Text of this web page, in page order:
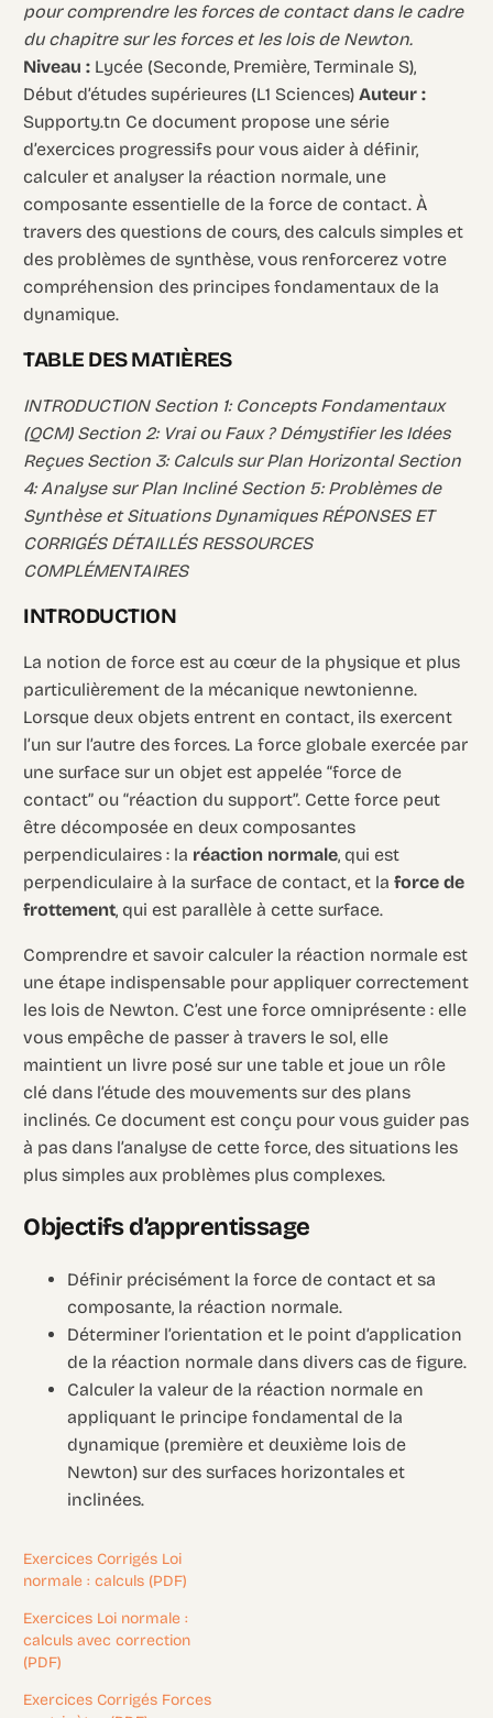
pour comprendre les forces de contact dans le cadre
du chapitre sur les forces et les lois de Newton.
Niveau : Lycée (Seconde, Première, Terminale S),
Début d’études supérieures (L1 Sciences)Auteur :
Supporty.tn Ce document propose une série
d’exercices progressifs pour vous aider à définir,
calculer et analyser la réaction normale, une
composante essentielle de la force de contact. À
travers des questions de cours, des calculs simples et
des problèmes de synthèse, vous renforcerez votre
compréhension des principes fondamentaux de la
dynamique.
TABLE DES MATIÈRES
INTRODUCTION Section 1: Concepts Fondamentaux
(QCM) Section 2: Vrai ou Faux ? Démystifier les Idées
Reçues Section 3: Calculs sur Plan Horizontal Section
4: Analyse sur Plan Incliné Section 5: Problèmes de
Synthèse et Situations Dynamiques RÉPONSES ET
CORRIGÉS DÉTAILLÉS RESSOURCES
COMPLÉMENTAIRES
INTRODUCTION
La notion de force est au cœur de la physique et plus
particulièrement de la mécanique newtonienne.
Lorsque deux objets entrent en contact, ils exercent
l’un sur l’autre des forces. La force globale exercée par
une surface sur un objet est appelée “force de
contact” ou “réaction du support”. Cette force peut
être décomposée en deux composantes
perpendiculaires : la réaction normale, qui est
perpendiculaire à la surface de contact, et laforce de
frottement, qui est parallèle à cette surface.
Comprendre et savoir calculer la réaction normale est
une étape indispensable pour appliquer correctement
les lois de Newton. C’est une force omniprésente : elle
vous empêche de passer à travers le sol, elle
maintient un livre posé sur une table et joue un rôle
clé dans l’étude des mouvements sur des plans
inclinés. Ce document est conçu pour vous guider pas
à pas dans l’analyse de cette force, des situations les
plus simples aux problèmes plus complexes.
Objectifs d’apprentissage
Définir précisément la force de contact et sa
composante, la réaction normale.
Déterminer l’orientation et le point d’application
de la réaction normale dans divers cas de figure.
Calculer la valeur de la réaction normale en
appliquant le principe fondamental de la
dynamique (première et deuxième lois de
Newton) sur des surfaces horizontales et
inclinées.
Exercices Corrigés Loi
normale : calculs (PDF)
Exercices Loi normale :
calculs avec correction
(PDF)
Exercices Corrigés Forces